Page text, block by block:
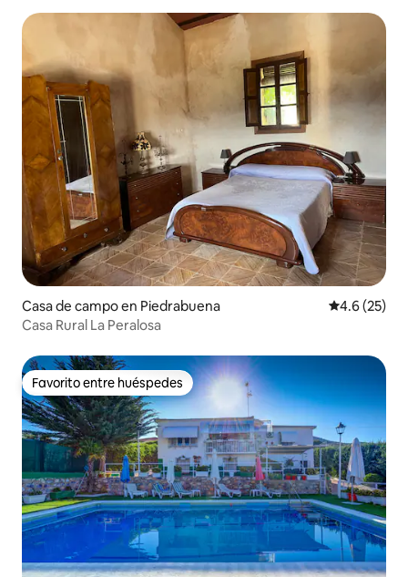
Casa de campo en Piedrabuena Calificación
4.6 (25)
Casa Rural La Peralosa
Favorito entre huéspedes
Favorito entre huéspedes